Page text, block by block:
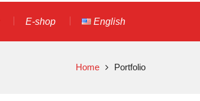
E-shop English
Home Portfolio